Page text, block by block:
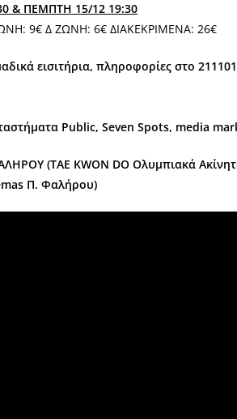
& ΠΕΜΠΤΗ 15/12 19:30
9€ Δ ΖΩΝΗ: 6€ ΔΙΑΚΕΚΡΙΜΕΝΑ: 26€
εισιτήρια, πληροφορίες στο
Public, Seven Spots, media
(TΑΕ ΚWON DO Ολυμπιακά
Π. Φαλήρου)